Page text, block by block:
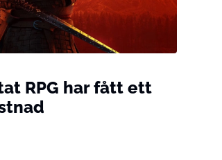
RPG har fått ett